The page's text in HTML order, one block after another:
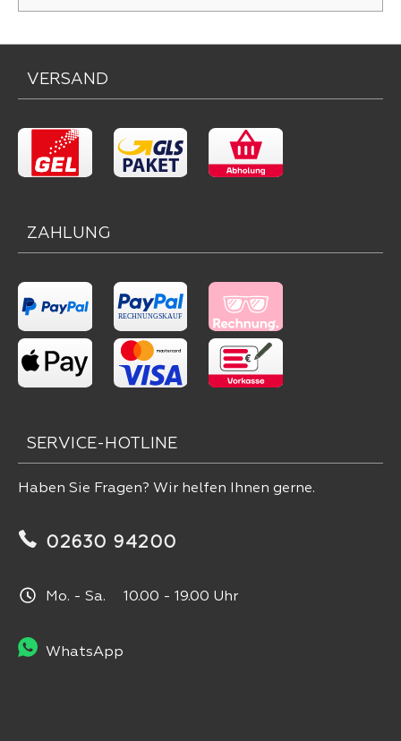
VERSAND
ZAHLUNG
SERVICE-HOTLINE
Haben Sie Fragen? Wir helfen Ihnen gerne.
02630 94200
Mo. - Sa. 10.00 - 19.00 Uhr
WhatsApp